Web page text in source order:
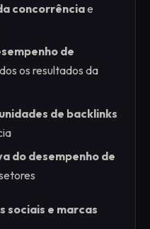
concorrênciae
de
os resultados da
de backlinks
do desempenho de
sociais e marcas